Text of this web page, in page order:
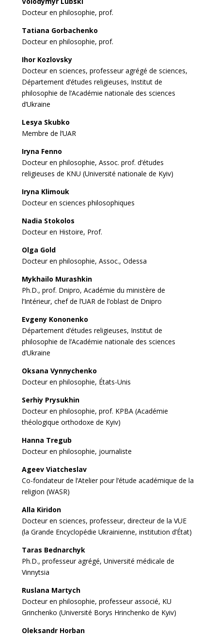
Docteur en philosophie, prof.
Tatiana Gorbachenko
Docteur en philosophie, prof.
Ihor Kozlovsky
Docteur en sciences, professeur agrégé de sciences,
Département d’études religieuses, Institut de
philosophie de l’Académie nationale des sciences
d’Ukraine
Lesya Skubko
Membre de l’UAR
Iryna Fenno
Docteur en philosophie, Assoc. prof. d’études
religieuses de KNU (Université nationale de Kyiv)
Iryna Klimouk
Docteur en sciences philosophiques
Nadia Stokolos
Docteur en Histoire, Prof.
Olga Gold
Docteur en philosophie, Assoc., Odessa
Mykhailo Murashkin
Ph.D., prof. Dnipro, Académie du ministère de
l’Intérieur, chef de l’UAR de l’oblast de Dnipro
Evgeny Kononenko
Département d’études religieuses, Institut de
philosophie de l’Académie nationale des sciences
d’Ukraine
Oksana Vynnychenko
Docteur en philosophie, États-Unis
Serhiy Prysukhin
Docteur en philosophie, prof. KPBA (Académie
théologique orthodoxe de Kyiv)
Hanna Tregub
Docteur en philosophie, journaliste
Ageev Viatcheslav
Co-fondateur de l’Atelier pour l’étude académique de la
religion (WASR)
Alla Kiridon
Docteur en sciences, professeur, directeur de la VUE
(la Grande Encyclopédie Ukrainienne, institution d’État)
Taras Bednarchyk
Ph.D., professeur agrégé, Université médicale de
Vinnytsia
Ruslana Martych
Docteur en philosophie, professeur associé, KU
Grinchenko (Université Borys Hrinchenko de Kyiv)
Oleksandr Horban